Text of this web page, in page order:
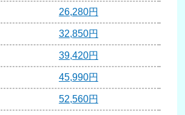
26,280円
32,850円
39,420円
45,990円
52,560円